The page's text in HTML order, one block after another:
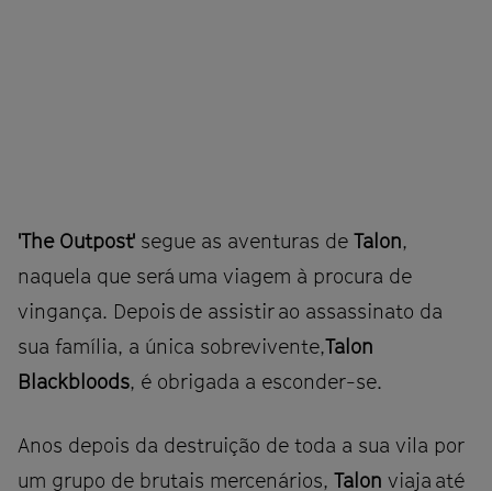
'The Outpost' segue as aventuras de Talon,
naquela que será uma viagem à procura de
vingança. Depois de assistir ao assassinato da
sua família, a única sobrevivente,Talon
Blackbloods, é obrigada a esconder-se.
Anos depois da destruição de toda a sua vila por
um grupo de brutais mercenários, Talon viaja até